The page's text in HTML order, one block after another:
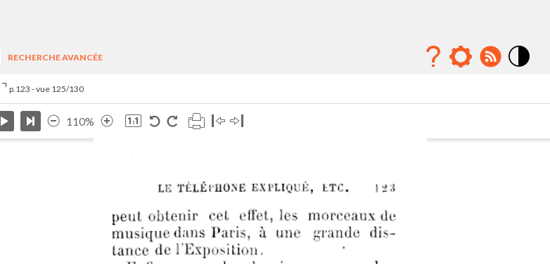
RECHERCHE AVANCÉE
p.123 - vue 125/130
110%